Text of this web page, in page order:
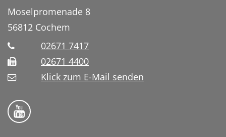
Moselpromenade 8
56812 Cochem
02671 7417
02671 4400
Klick zum E-Mail senden
Bistum Trier auf YouTube